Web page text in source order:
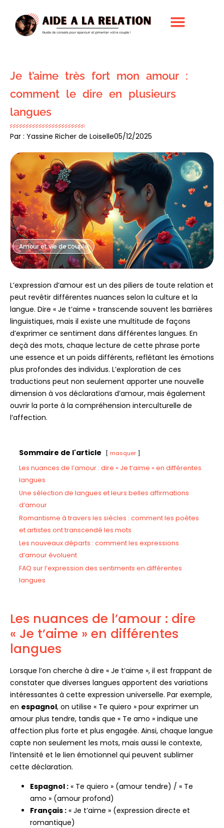
Je t’aime très fort mon amour :
comment le dire en plusieurs
langues
Par : Yassine Richer de Loiselle05/12/2025
Amour et vie de couple
L’expression d’amour est un des piliers de toute relation et
peut revêtir différentes nuances selon la culture et la
langue. Dire « Je t’aime » transcende souvent les barrières
linguistiques, mais il existe une multitude de façons
d’exprimer ce sentiment dans différentes langues. En
deçà des mots, chaque lecture de cette phrase porte
une essence et un poids différents, reflétant les émotions
plus profondes des individus. L’exploration de ces
traductions peut non seulement apporter une nouvelle
dimension à vos déclarations d’amour, mais également
ouvrir la porte à la compréhension interculturelle de
l’affection.
Sommaire de l'article masquer
Les nuances de l’amour : dire « Je t’aime » en différentes
langues
Une sélection de langues et leurs belles affirmations
d’amour
Romantisme à travers les siècles : comment les poètes
et artistes ont transcendé les mots
Les nouveaux départs : comment les expressions
d’amour évoluent
FAQ sur l’expression des sentiments en différentes
langues
Les nuances de l’amour : dire
« Je t’aime » en différentes
langues
Lorsque l’on cherche à dire « Je t’aime », il est frappant de
constater que diverses langues apportent des variations
intéressantes à cette expression universelle. Par exemple,
en espagnol, on utilise « Te quiero » pour exprimer un
amour plus tendre, tandis que « Te amo » indique une
affection plus forte et plus engagée. Ainsi, chaque langue
capte non seulement les mots, mais aussi le contexte,
l’intensité et le lien émotionnel qui peuvent sublimer
cette déclaration.
Espagnol : « Te quiero » (amour tendre) / « Te
amo » (amour profond)
Français : « Je t’aime » (expression directe et
romantique)